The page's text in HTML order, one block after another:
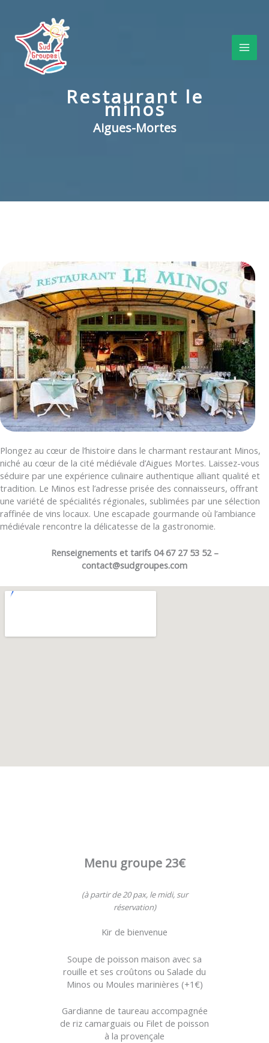
contenu
Restaurant le
minos
Aigues-Mortes
Plongez au cœur de l’histoire dans le charmant restaurant Minos,
niché au cœur de la cité médiévale d’Aigues Mortes. Laissez-vous
séduire par une expérience culinaire authentique alliant qualité et
tradition. Le Minos est l’adresse prisée des connaisseurs, offrant
une variété de spécialités régionales, sublimées par une sélection
raffinée de vins locaux. Une escapade gourmande où l’ambiance
médiévale rencontre la délicatesse de la gastronomie.
Renseignements et tarifs 04 67 27 53 52 –
contact@sudgroupes.com
Menu groupe 23€
(à partir de 20 pax, le midi, sur
réservation)
Kir de bienvenue
Soupe de poisson maison avec sa
rouille et ses croûtons ou Salade du
Minos ou Moules marinières (+1€)
Gardianne de taureau accompagnée
de riz camarguais ou Filet de poisson
à la provençale